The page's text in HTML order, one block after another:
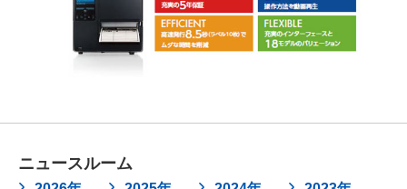
ニュースルーム